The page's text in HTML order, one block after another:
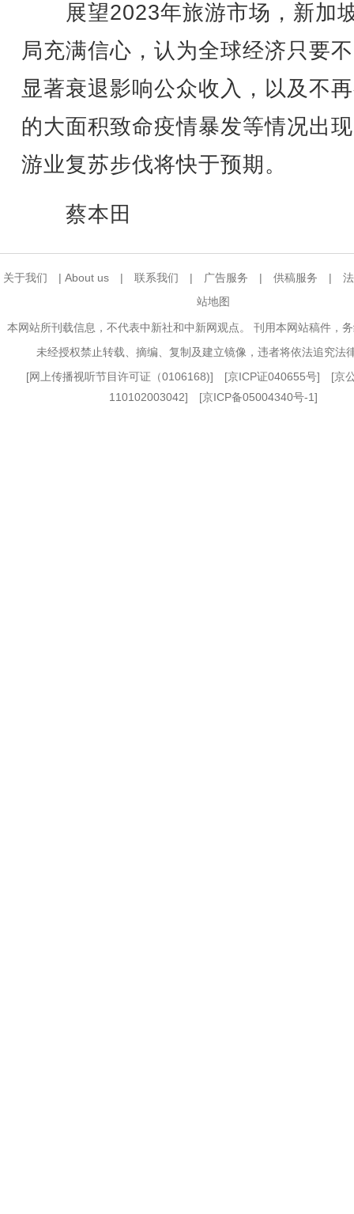
展望2023年旅游市场，新加
局充满信心，认为全球经济只要
显著衰退影响公众收入，以及不
的大面积致命疫情暴发等情况出
游业复苏步伐将快于预期。
蔡本田
关于我们 | About us | 联系我们 | 广告服务 | 供稿服务 |
站地图
本网站所刊载信息，不代表中新社和中新网观点。 刊用本网站稿件，
未经授权禁止转载、摘编、复制及建立镜像，违者将依法追究法
[网上传播视听节目许可证（0106168)] [京ICP证040655号] [京
110102003042] [京ICP备05004340号-1]